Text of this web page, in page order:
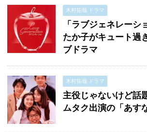
木村拓哉 ドラマ
「ラブジェネレーシ
たか子がキュート過
ブドラマ
木村拓哉 ドラマ
主役じゃないけど話
ムタク出演の「あす